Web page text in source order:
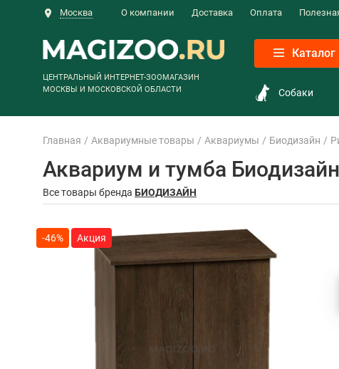
Москва О компании Доставка Оплата
ЦЕНТРАЛЬНЫЙ ИНТЕРНЕТ-ЗООМАГАЗИН
МОСКВЫ И МОСКОВСКОЙ ОБЛАСТИ
Каталог
Собаки
Главная Аквариумные товары Аквариумы Биодизайн
Аквариум и тумба
Все товары бренда БИОДИЗАЙН
-46%